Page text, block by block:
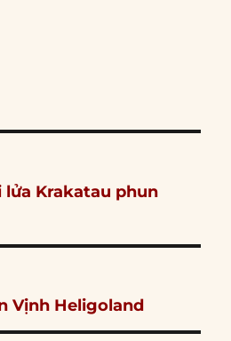
lửa Krakatau phun
Vịnh Heligoland